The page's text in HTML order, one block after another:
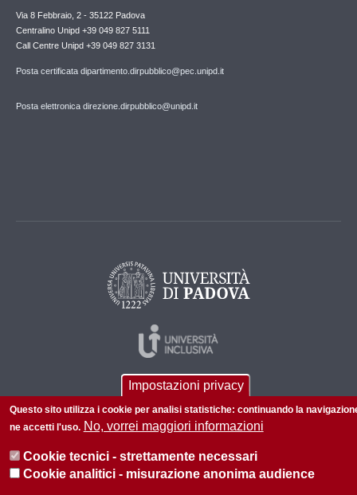
Via 8 Febbraio, 2 - 35122 Padova
Centralino Unipd +39 049 827 5111
Call Centre Unipd +39 049 827 3131
Posta certificata dipartimento.dirpubblico@pec.unipd.it
Posta elettronica direzione.dirpubblico@unipd.it
© 2026 Università di Padova - Tutti i diritti riservati
P.I. 00742430283 C.F. 80006480281
Impostazioni privacy
Questo sito utilizza i cookie per analisi statistiche: continuando la
ne accetti l'uso. No, vorrei maggiori informazioni
Cookie tecnici - strettamente necessari
Cookie analitici - misurazione anonima audience